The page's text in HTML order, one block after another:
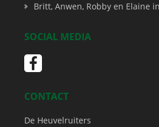
Britt, Anwen, Robby en Elaine
SOCIAL MEDIA
CONTACT
De Heuvelruiters